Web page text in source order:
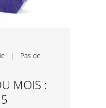
| Pas de
MOIS :